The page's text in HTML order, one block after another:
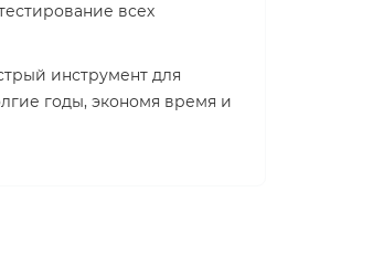
всех
инструмент для
годы, экономя время и